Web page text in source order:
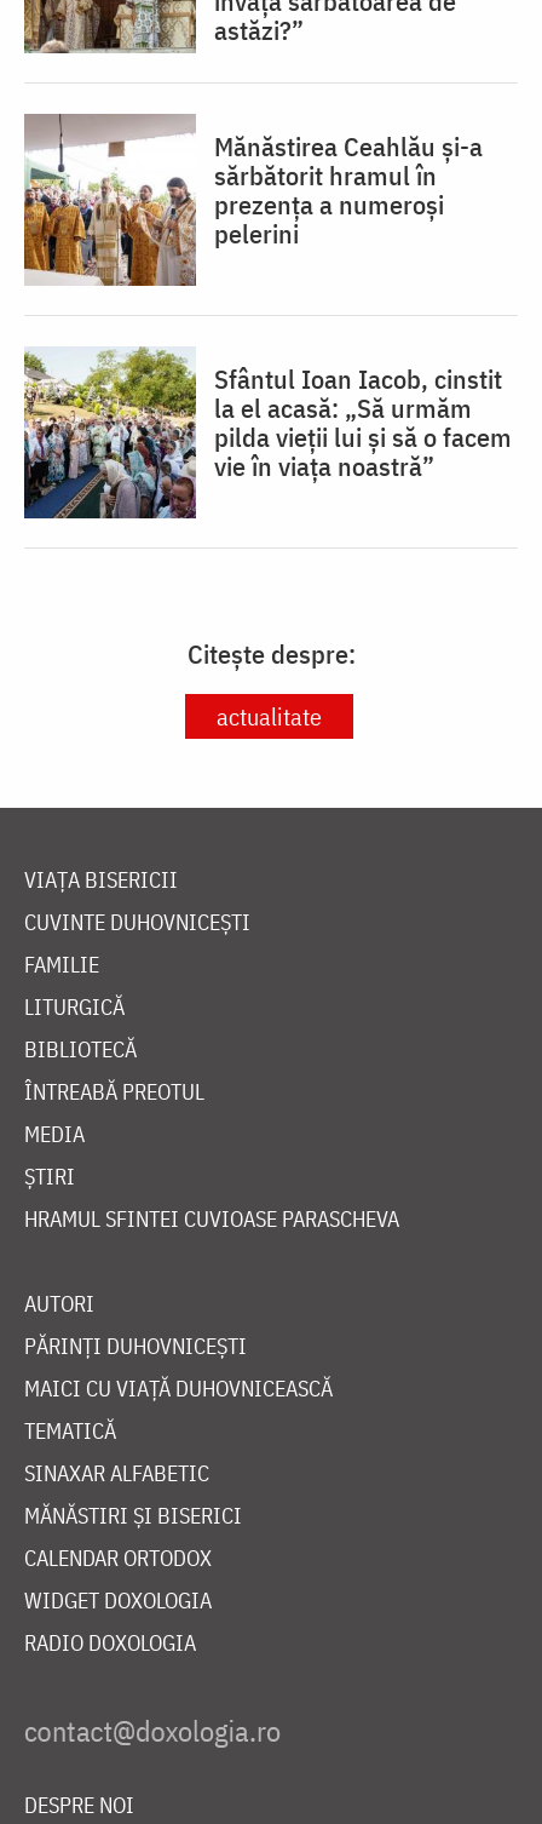
astăzi?”
Mănăstirea Ceahlău și-a
sărbătorit hramul în
prezența a numeroși
pelerini
Sfântul Ioan Iacob, cinstit
la el acasă: „Să urmăm
pilda vieții lui și să o facem
vie în viața noastră”
Citește despre:
actualitate
VIAȚA BISERICII
CUVINTE DUHOVNICEȘTI
FAMILIE
LITURGICĂ
BIBLIOTECĂ
ÎNTREABĂ PREOTUL
MEDIA
ȘTIRI
HRAMUL SFINTEI CUVIOASE PARASCHEVA
AUTORI
PĂRINȚI DUHOVNICEȘTI
MAICI CU VIAȚĂ DUHOVNICEASCĂ
TEMATICĂ
SINAXAR ALFABETIC
MĂNĂSTIRI ȘI BISERICI
CALENDAR ORTODOX
WIDGET DOXOLOGIA
RADIO DOXOLOGIA
DESPRE NOI